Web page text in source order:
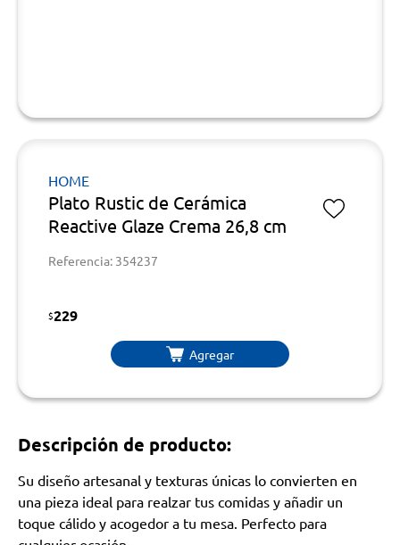
HOME
Plato Rustic de Cerámica
Reactive Glaze Crema 26,8 cm
Referencia: 354237
$229
Agregar
Descripción de producto:
Su diseño artesanal y texturas únicas lo convierten en
una pieza ideal para realzar tus comidas y añadir un
toque cálido y acogedor a tu mesa. Perfecto para